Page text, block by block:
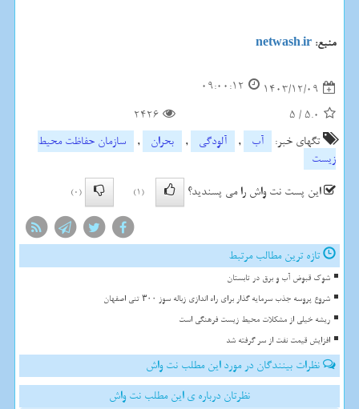
منبع: netwash.ir
1403/12/09
09:00:12
5.0
/
5
2426
تگهای خبر:
آب , آلودگی , بحران ,
سازمان حفاظت محیط
زیست
این پست نت واش را می پسندید؟
(1)
(0)
تازه ترین مطالب مرتبط
شوک قبوض آب و برق در تابستان
شروع پروسه جذب سرمایه گذار برای راه اندازی زباله سوز ۳۰۰ تنی اصفهان
ریشه خیلی از مشکلات محیط زیست فرهنگی است
افزایش قیمت نفت از سر گرفته شد
نظرات بینندگان در مورد این مطلب نت واش
نظرتان درباره ی این مطلب نت واش